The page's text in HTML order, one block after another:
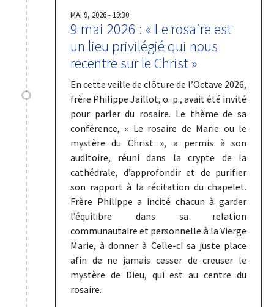
MAI 9, 2026 - 19:30
9 mai 2026 : « Le rosaire est
un lieu privilégié qui nous
recentre sur le Christ »
En cette veille de clôture de l’Octave 2026,
frère Philippe Jaillot, o. p., avait été invité
pour parler du rosaire. Le thème de sa
conférence, « Le rosaire de Marie ou le
mystère du Christ », a permis à son
auditoire, réuni dans la crypte de la
cathédrale, d’approfondir et de purifier
son rapport à la récitation du chapelet.
Frère Philippe a incité chacun à garder
l’équilibre dans sa relation
communautaire et personnelle à la Vierge
Marie, à donner à Celle-ci sa juste place
afin de ne jamais cesser de creuser le
mystère de Dieu, qui est au centre du
rosaire.